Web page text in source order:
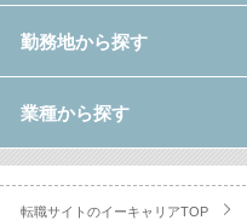
勤務地から探す
業種から探す
転職サイトのイーキャリアTOP